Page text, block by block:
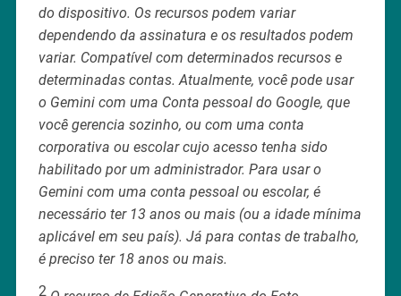
do dispositivo. Os recursos podem variar
dependendo da assinatura e os resultados podem
variar. Compatível com determinados recursos e
determinadas contas. Atualmente, você pode usar
o Gemini com uma Conta pessoal do Google, que
você gerencia sozinho, ou com uma conta
corporativa ou escolar cujo acesso tenha sido
habilitado por um administrador. Para usar o
Gemini com uma conta pessoal ou escolar, é
necessário ter 13 anos ou mais (ou a idade mínima
aplicável em seu país). Já para contas de trabalho,
é preciso ter 18 anos ou mais.
2